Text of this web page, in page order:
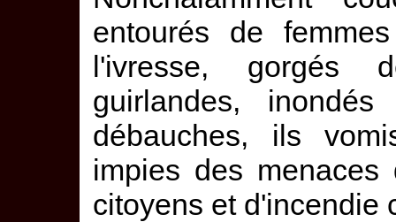
entourés de
l'ivresse, gorgés
guirlandes,
débauches, ils
impies des
citoyens et d'incendie